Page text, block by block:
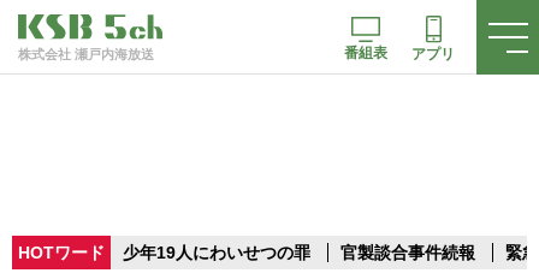
株式会社 瀬戸内海放送 番組表 アプリ
HOTワード 少年19人にわいせつの罪 官製談合事件続報 緊